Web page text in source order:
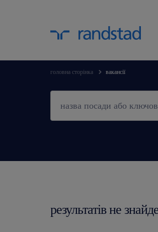
головна сторінка вакансії
результатів не